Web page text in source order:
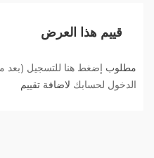
قييم هذا العرض
مطلوب إضغط هنا للتسجيل (بعد
الدخول لحسابك لاضافة تقييم